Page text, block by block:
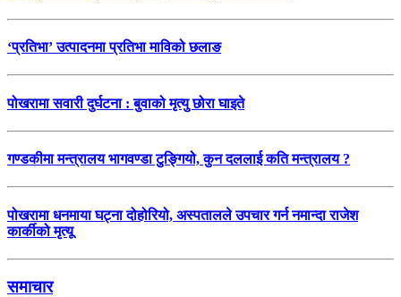
‘प्रतिभा’ उत्पादनमा प्रतिभा माविको छलाङ
पोखरामा सवारी दुर्घटना : बुवाको मृत्यु छोरा घाइते
गण्डकीमा मन्त्रालय भागवण्डा टुङ्गियो, कुन दललाई कति मन्त्रालय ?
पोखरामा धनमाया घट्ना दोहोरियो, अस्पतालले उपचार गर्न नमान्दा राजेश
कार्कीको मृत्यू
समाचार